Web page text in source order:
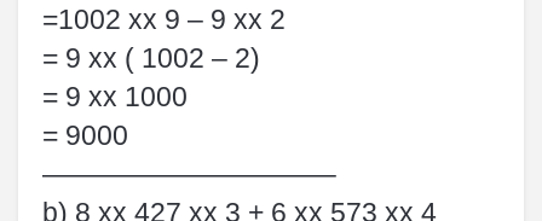
=1002 xx 9 – 9 xx 2
= 9 xx ( 1002 – 2)
= 9 xx 1000
= 9000
——————————–
b) 8 xx 427 xx 3 + 6 xx 573 xx 4